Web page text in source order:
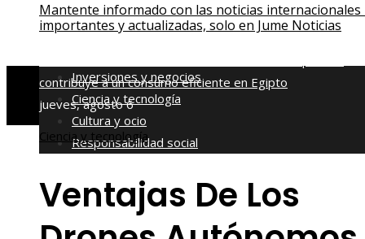
individuales más grandes y su impacto en la ciencia y
tecnología
Modelos de desarrollo sostenible basados en
contribuye a un consumo eficiente en Egipto
jueves, agosto 6
Mantente informado con las noticias internacionales
importantes y actualizadas, solo en Jume Noticias
Inversiones y negocios
Ciencia y tecnología
Cultura y ocio
Responsabilidad social
Ciencia y tecnología
Ventajas De Los